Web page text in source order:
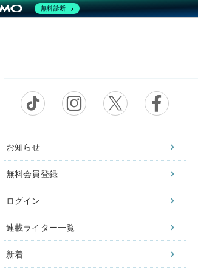
お知らせ
無料会員登録
ログイン
連載ライター一覧
新着
無料診断